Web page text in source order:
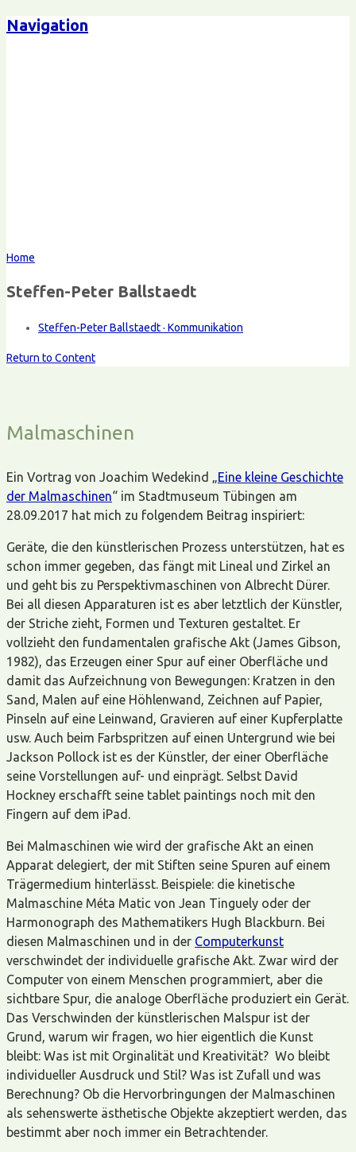
Navigation
Home
Steffen-Peter Ballstaedt
Steffen-Peter Ballstaedt · Kommunikation
Return to Content
Malmaschinen
Ein Vortrag von Joachim Wedekind „ Eine kleine Geschichte
der Malmaschinen“ im Stadtmuseum Tübingen am
28.09.2017 hat mich zu folgendem Beitrag inspiriert:
Geräte, die den künstlerischen Prozess unterstützen, hat es
schon immer gegeben, das fängt mit Lineal und Zirkel an
und geht bis zu Perspektivmaschinen von Albrecht Dürer.
Bei all diesen Apparaturen ist es aber letztlich der Künstler,
der Striche zieht, Formen und Texturen gestaltet. Er
vollzieht den fundamentalen grafische Akt (James Gibson,
1982), das Erzeugen einer Spur auf einer Oberfläche und
damit das Aufzeichnung von Bewegungen: Kratzen in den
Sand, Malen auf eine Höhlenwand, Zeichnen auf Papier,
Pinseln auf eine Leinwand, Gravieren auf einer Kupferplatte
usw. Auch beim Farbspritzen auf einen Untergrund wie bei
Jackson Pollock ist es der Künstler, der einer Oberfläche
seine Vorstellungen auf- und einprägt. Selbst David
Hockney erschafft seine tablet paintings noch mit den
Fingern auf dem iPad.
Bei Malmaschinen wie wird der grafische Akt an einen
Apparat delegiert, der mit Stiften seine Spuren auf einem
Trägermedium hinterlässt. Beispiele: die kinetische
Malmaschine Méta Matic von Jean Tinguely oder der
Harmonograph des Mathematikers Hugh Blackburn. Bei
diesen Malmaschinen und in der Computerkunst
verschwindet der individuelle grafische Akt. Zwar wird der
Computer von einem Menschen programmiert, aber die
sichtbare Spur, die analoge Oberfläche produziert ein Gerät.
Das Verschwinden der künstlerischen Malspur ist der
Grund, warum wir fragen, wo hier eigentlich die Kunst
bleibt: Was ist mit Orginalität und Kreativität? Wo bleibt
individueller Ausdruck und Stil? Was ist Zufall und was
Berechnung? Ob die Hervorbringungen der Malmaschinen
als sehenswerte ästhetische Objekte akzeptiert werden, das
bestimmt aber noch immer ein Betrachtender.